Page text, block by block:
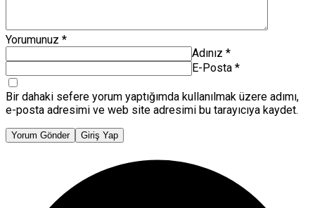
Yorumunuz *
Adınız *
E-Posta *
Bir dahaki sefere yorum yaptığımda kullanılmak üzere adımı,
e-posta adresimi ve web site adresimi bu tarayıcıya kaydet.
Yorum Gönder Giriş Yap